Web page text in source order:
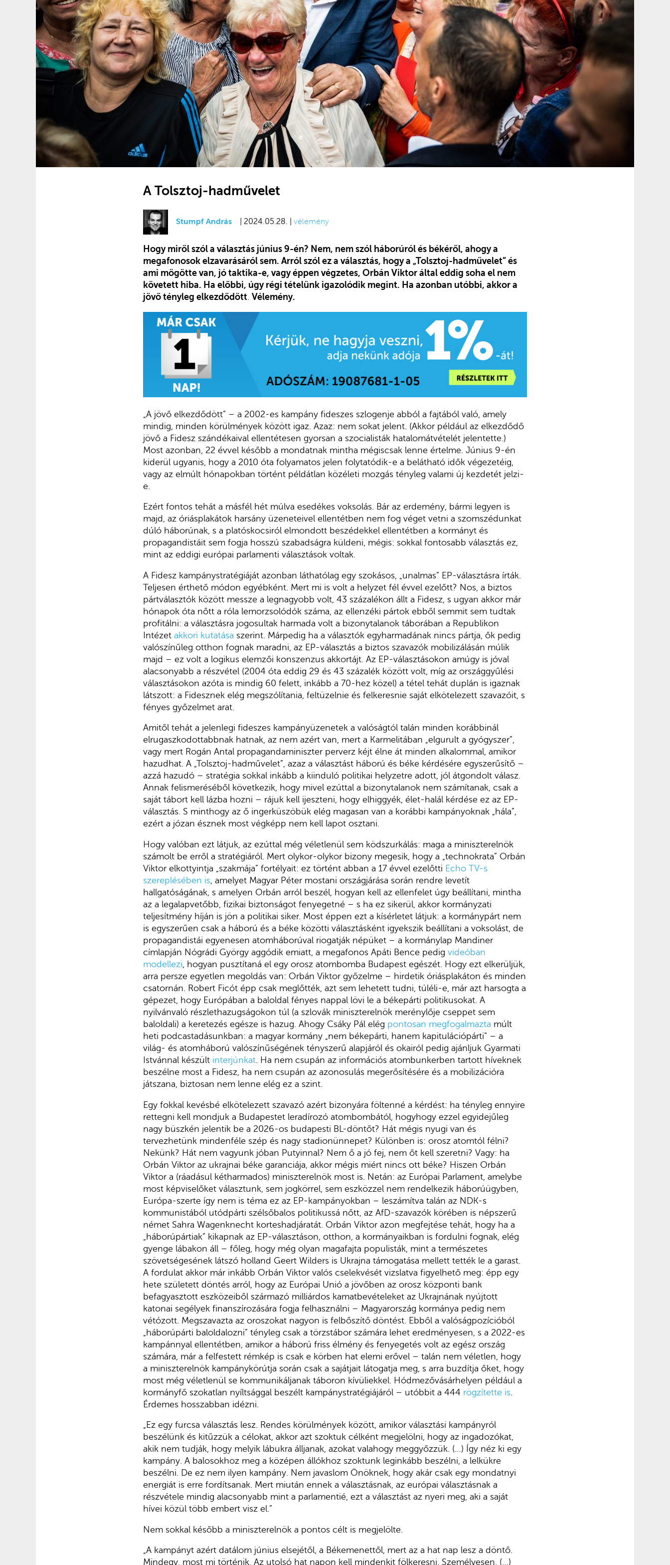
A Tolsztoj-hadművelet
Stumpf András | 2024.05.28. | vélemény
Hogy miről szól a választás június 9-én? Nem, nem szól háborúról és békéről, ahogy a
megafonosok elzavarásáról sem. Arról szól ez a választás, hogy a „Tolsztoj-hadművelet” és
ami mögötte van, jó taktika-e, vagy éppen végzetes, Orbán Viktor által eddig soha el nem
követett hiba. Ha előbbi, úgy régi tételünk igazolódik megint. Ha azonban utóbbi, akkor a
jövő tényleg elkezdődött. Vélemény.
„A jövő elkezdődött” – a 2002-es kampány fideszes szlogenje abból a fajtából való, amely
mindig, minden körülmények között igaz. Azaz: nem sokat jelent. (Akkor például az elkezdődő
jövő a Fidesz szándékaival ellentétesen gyorsan a szocialisták hatalomátvételét jelentette.)
Most azonban, 22 évvel később a mondatnak mintha mégiscsak lenne értelme. Június 9-én
kiderül ugyanis, hogy a 2010 óta folyamatos jelen folytatódik-e a belátható idők végezetéig,
vagy az elmúlt hónapokban történt példátlan közéleti mozgás tényleg valami új kezdetét jelzi-
e.
Ezért fontos tehát a másfél hét múlva esedékes voksolás. Bár az erdemény, bármi legyen is
majd, az óriásplakátok harsány üzeneteivel ellentétben nem fog véget vetni a szomszédunkat
dúló háborúnak, s a platóskocsiról elmondott beszédekkel ellentétben a kormányt és
propagandistáit sem fogja hosszú szabadságra küldeni, mégis: sokkal fontosabb választás ez,
mint az eddigi európai parlamenti választások voltak.
A Fidesz kampánystratégiáját azonban láthatólag egy szokásos, „unalmas” EP-választásra írták.
Teljesen érthető módon egyébként. Mert mi is volt a helyzet fél évvel ezelőtt? Nos, a biztos
pártválasztók között messze a legnagyobb volt, 43 százalékon állt a Fidesz, s ugyan akkor már
hónapok óta nőtt a róla lemorzsolódók száma, az ellenzéki pártok ebből semmit sem tudtak
profitálni: a választásra jogosultak harmada volt a bizonytalanok táborában a Republikon
Intézet akkori kutatása szerint. Márpedig ha a választók egyharmadának nincs pártja, ők pedig
valószínűleg otthon fognak maradni, az EP-választás a biztos szavazók mobilizálásán múlik
majd – ez volt a logikus elemzői konszenzus akkortájt. Az EP-választásokon amúgy is jóval
alacsonyabb a részvétel (2004 óta eddig 29 és 43 százalék között volt, míg az országgyűlési
választásokon azóta is mindig 60 felett, inkább a 70-hez közel) a tétel tehát duplán is igaznak
látszott: a Fidesznek elég megszólítania, feltüzelnie és felkeresnie saját elkötelezett szavazóit, s
fényes győzelmet arat.
Amitől tehát a jelenlegi fideszes kampányüzenetek a valóságtól talán minden korábbinál
elrugaszkodottabbnak hatnak, az nem azért van, mert a Karmelitában „elgurult a gyógyszer”,
vagy mert Rogán Antal propagandaminiszter perverz kéjt élne át minden alkalommal, amikor
hazudhat. A „Tolsztoj-hadművelet”, azaz a választást háború és béke kérdésére egyszerűsítő –
azzá hazudó – stratégia sokkal inkább a kiinduló politikai helyzetre adott, jól átgondolt válasz.
Annak felismeréséből következik, hogy mivel ezúttal a bizonytalanok nem számítanak, csak a
saját tábort kell lázba hozni – rájuk kell ijeszteni, hogy elhiggyék, élet-halál kérdése ez az EP-
választás. S minthogy az ő ingerküszöbük elég magasan van a korábbi kampányoknak „hála”,
ezért a józan észnek most végképp nem kell lapot osztani.
Hogy valóban ezt látjuk, az ezúttal még véletlenül sem ködszurkálás: maga a miniszterelnök
számolt be erről a stratégiáról. Mert olykor-olykor bizony megesik, hogy a „technokrata” Orbán
Viktor elkottyintja „szakmája” fortélyait: ez történt abban a 17 évvel ezelőtti Echo TV-s
szereplésében is, amelyet Magyar Péter mostani országjárása során rendre levetít
hallgatóságának, s amelyen Orbán arról beszél, hogyan kell az ellenfelet úgy beállítani, mintha
az a legalapvetőbb, fizikai biztonságot fenyegetné – s ha ez sikerül, akkor kormányzati
teljesítmény híján is jön a politikai siker. Most éppen ezt a kísérletet látjuk: a kormánypárt nem
is egyszerűen csak a háború és a béke közötti választásként igyekszik beállítani a voksolást, de
propagandistái egyenesen atomháborúval riogatják népüket – a kormánylap Mandiner
címlapján Nógrádi György aggódik emiatt, a megafonos Apáti Bence pedig videóban
modellezi, hogyan pusztítaná el egy orosz atombomba Budapest egészét. Hogy ezt elkerüljük,
arra persze egyetlen megoldás van: Orbán Viktor győzelme – hirdetik óriásplakáton és minden
csatornán. Robert Ficót épp csak meglőtték, azt sem lehetett tudni, túléli-e, már azt harsogta a
gépezet, hogy Európában a baloldal fényes nappal lövi le a békepárti politikusokat. A
nyilvánvaló részlethazugságokon túl (a szlovák miniszterelnök merénylője cseppet sem
baloldali) a keretezés egésze is hazug. Ahogy Csáky Pál elég pontosan megfogalmazta múlt
heti podcastadásunkban: a magyar kormány „nem békepárti, hanem kapitulációpárti” – a
világ- és atomháború valószínűségének tényszerű alapjáról és okairól pedig ajánljuk Gyarmati
Istvánnal készült interjúnkat. Ha nem csupán az információs atombunkerben tartott híveknek
beszélne most a Fidesz, ha nem csupán az azonosulás megerősítésére és a mobilizációra
játszana, biztosan nem lenne elég ez a szint.
Egy fokkal kevésbé elkötelezett szavazó azért bizonyára föltenné a kérdést: ha tényleg ennyire
rettegni kell mondjuk a Budapestet leradírozó atombombától, hogyhogy ezzel egyidejűleg
nagy büszkén jelentik be a 2026-os budapesti BL-döntőt? Hát mégis nyugi van és
tervezhetünk mindenféle szép és nagy stadionünnepet? Különben is: orosz atomtól félni?
Nekünk? Hát nem vagyunk jóban Putyinnal? Nem ő a jó fej, nem őt kell szeretni? Vagy: ha
Orbán Viktor az ukrajnai béke garanciája, akkor mégis miért nincs ott béke? Hiszen Orbán
Viktor a (ráadásul kétharmados) miniszterelnök most is. Netán: az Európai Parlament, amelybe
most képviselőket választunk, sem jogkörrel, sem eszközzel nem rendelkezik háborúügyben,
Európa-szerte így nem is téma ez az EP-kampányokban – leszámítva talán az NDK-s
kommunistából utódpárti szélsőbalos politikussá nőtt, az AfD-szavazók körében is népszerű
német Sahra Wagenknecht korteshadjáratát. Orbán Viktor azon megfejtése tehát, hogy ha a
„háborúpártiak” kikapnak az EP-választáson, otthon, a kormányaikban is fordulni fognak, elég
gyenge lábakon áll – főleg, hogy még olyan magafajta populisták, mint a természetes
szövetségesének látszó holland Geert Wilders is Ukrajna támogatása mellett tették le a garast.
A fordulat akkor már inkább Orbán Viktor valós cselekvését vizslatva figyelhető meg: épp egy
hete született döntés arról, hogy az Európai Unió a jövőben az orosz központi bank
befagyasztott eszközeiből származó milliárdos kamatbevételeket az Ukrajnának nyújtott
katonai segélyek finanszírozására fogja felhasználni – Magyarország kormánya pedig nem
vétózott. Megszavazta az oroszokat nagyon is felbőszítő döntést. Ebből a valóságpozícióból
„háborúpárti baloldalozni” tényleg csak a törzstábor számára lehet eredményesen, s a 2022-es
kampánnyal ellentétben, amikor a háború friss élmény és fenyegetés volt az egész ország
számára, már a felfestett rémkép is csak e körben hat elemi erővel – talán nem véletlen, hogy
a miniszterelnök kampánykörútja során csak a sajátjait látogatja meg, s arra buzdítja őket, hogy
most még véletlenül se kommunikáljanak táboron kívüliekkel. Hódmezővásárhelyen például a
kormányfő szokatlan nyíltsággal beszélt kampánystratégiájáról – utóbbit a 444 rögzítette is
Érdemes hosszabban idézni.
„Ez egy furcsa választás lesz. Rendes körülmények között, amikor választási kampányról
beszélünk és kitűzzük a célokat, akkor azt szoktuk célként megjelölni, hogy az ingadozókat,
akik nem tudják, hogy melyik lábukra álljanak, azokat valahogy meggyőzzük. (…) Így néz ki egy
kampány. A balosokhoz meg a középen állókhoz szoktunk leginkább beszélni, a lelkükre
beszélni. De ez nem ilyen kampány. Nem javaslom Önöknek, hogy akár csak egy mondatnyi
energiát is erre fordítsanak. Mert miután ennek a választásnak, az európai választásnak a
részvétele mindig alacsonyabb mint a parlamentié, ezt a választást az nyeri meg, aki a saját
hívei közül több embert visz el.”
Nem sokkal később a miniszterelnök a pontos célt is megjelölte.
„A kampányt azért datálom június elsejétől, a Békemenettől, mert az a hat nap lesz a döntő.
Mindegy, most mi történik. Az utolsó hat napon kell mindenkit fölkeresni. Személyesen. (…)